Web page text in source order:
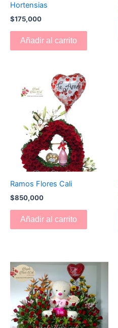
Hortensias
$175,000
Añadir al carrito
Ramos Flores Cali
$850,000
Añadir al carrito